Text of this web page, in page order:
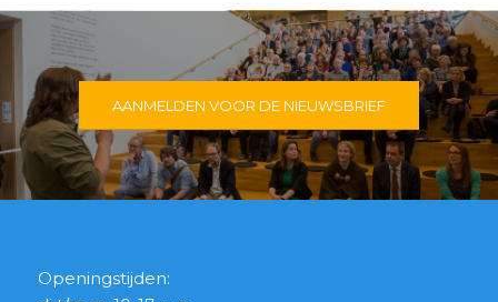
AANMELDEN VOOR DE NIEUWSBRIEF
Openingstijden: